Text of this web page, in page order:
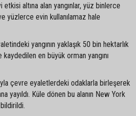
altına alan yangınlar, yüz binlerce
yüzlerce evin kullanılamaz hale
yangının yaklaşık 50 bin hektarlık
en büyük orman yangını
çevre eyaletlerdeki odaklarla birleşerek
yayıldı. Küle dönen bu alanın New York